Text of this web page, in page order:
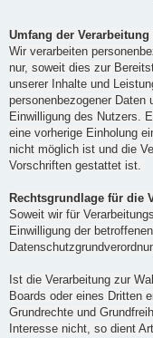
Umfang der
Wir verarbeiten
nur, soweit dies zur
unserer Inhalte und
personenbezogener Daten
Einwilligung des Nutzers.
eine vorherige Einholung
nicht möglich ist und die
Vorschriften gestattet ist.
Rechtsgrundlage für die
Soweit wir für
Einwilligung der
Ist die Verarbeitung zur
Boards oder eines Dritten
Grundrechte und
Interesse nicht, so dient